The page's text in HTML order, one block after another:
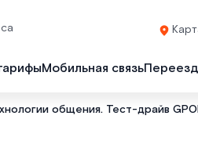
Мобильная связьПереезд
общения. Тест-драйв